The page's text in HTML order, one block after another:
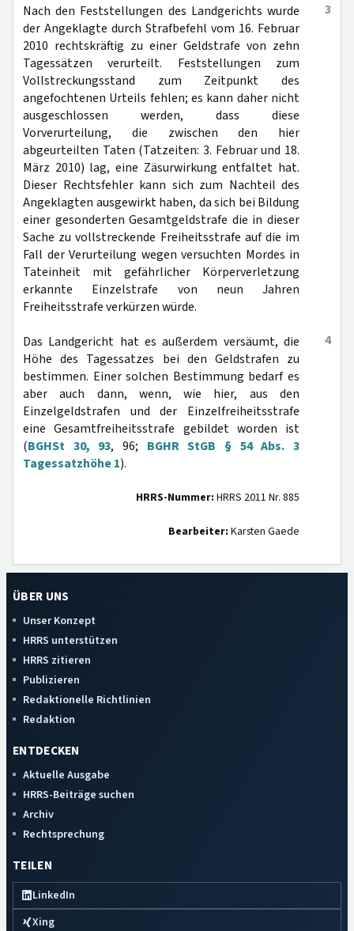
3
Nach den Feststellungen des Landgerichts wurde
der Angeklagte durch Strafbefehl vom 16. Februar
2010 rechtskräftig zu einer Geldstrafe von zehn
Tagessätzen verurteilt. Feststellungen zum
Vollstreckungsstand zum Zeitpunkt des
angefochtenen Urteils fehlen; es kann daher nicht
ausgeschlossen werden, dass diese
Vorverurteilung, die zwischen den hier
abgeurteilten Taten (Tatzeiten: 3. Februar und 18.
März 2010) lag, eine Zäsurwirkung entfaltet hat.
Dieser Rechtsfehler kann sich zum Nachteil des
Angeklagten ausgewirkt haben, da sich bei Bildung
einer gesonderten Gesamtgeldstrafe die in dieser
Sache zu vollstreckende Freiheitsstrafe auf die im
Fall der Verurteilung wegen versuchten Mordes in
Tateinheit mit gefährlicher Körperverletzung
erkannte Einzelstrafe von neun Jahren
Freiheitsstrafe verkürzen würde.
4
Das Landgericht hat es außerdem versäumt, die
Höhe des Tagessatzes bei den Geldstrafen zu
bestimmen. Einer solchen Bestimmung bedarf es
aber auch dann, wenn, wie hier, aus den
Einzelgeldstrafen und der Einzelfreiheitsstrafe
eine Gesamtfreiheitsstrafe gebildet worden ist
(BGHSt 30, 93, 96; BGHR StGB § 54 Abs. 3
Tagessatzhöhe 1).
HRRS-Nummer: HRRS 2011 Nr. 885
Bearbeiter: Karsten Gaede
ÜBER UNS
Unser Konzept
HRRS unterstützen
HRRS zitieren
Publizieren
Redaktionelle Richtlinien
Redaktion
ENTDECKEN
Aktuelle Ausgabe
HRRS-Beiträge suchen
Archiv
Rechtsprechung
TEILEN
LinkedIn
Xing